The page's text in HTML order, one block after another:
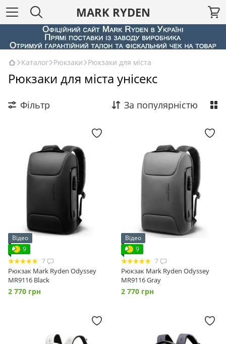
MARK RYDEN
Каталог Рюкзаки Рюкзаки для міста
Рюкзаки для міста унісекс
Фільтр За популярністю
Відео
9
7
Рюкзак Mark Ryden Odyssey
MR9116 Black
2 770 грн
Відео
9
7
Рюкзак Mark Ryden Odyssey
MR9116 Gray
2 770 грн